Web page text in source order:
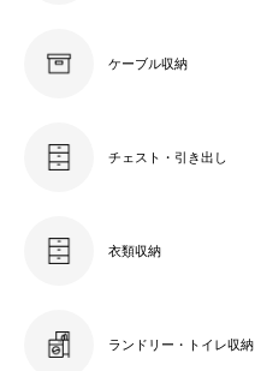
ケーブル収納
チェスト・引き出し
衣類収納
ランドリー・トイレ収納